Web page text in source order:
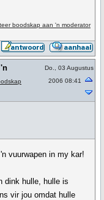
boodskap aan 'n moderator
Do., 03 Augustus
2006 08:41
vuurwapen in my kar!
dink hulle, hulle is
vir jou omdat hulle